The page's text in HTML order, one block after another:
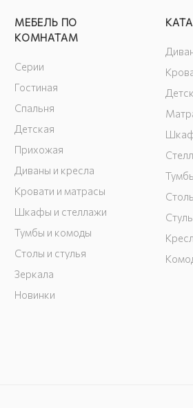
МЕБЕЛЬ ПО
КОМНАТАМ
Серии
Гостиная
Спальня
Детская
Прихожая
Диваны и кресла
Кровати и матрасы
Шкафы и стеллажи
Тумбы и комоды
Столы и стулья
Зеркала
Новинки